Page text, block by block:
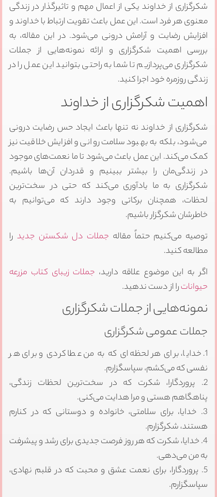
شکرگزاری از خداوند یکی از اعمال مهم و تاثیرگذار در زندگی
معنوی هر فرد است. این عمل باعث تقویت ارتباط با خداوند و
افزایش رضایت و آرامش درونی می‌شود. در این مقاله، به
بررسی اهمیت شکرگزاری و ارائه نمونه‌هایی از جملات
شکرگزاری می‌پردازیم تا شما به راحتی بتوانید این عمل را در
زندگی روزمره خود اجرا کنید.
اهمیت شکرگزاری از خداوند
شکرگزاری از خداوند نه تنها باعث ایجاد حس رضایت درونی
می‌شود، بلکه به بهبود سلامت روانی و افزایش خلاقیت نیز
کمک می‌کند. این عمل باعث می‌شود تا ما نعمت‌های موجود
در زندگی‌مان را بیشتر ببینیم و قدردان آن‌ها باشیم.
شکرگزاری به ما یادآوری می‌کند که حتی در سخت‌ترین
لحظات، همچنان برکاتی وجود دارند که می‌توانیم به
خاطرشان شکرگزار باشیم.
توصیه می‌کنیم حتماً مقاله جملات دل شکستن جدیدرا
مطالعه کنید.
اگر به این موضوع علاقه دارید، جملات زیبای کتاب مزرعه
حیواناترا از دست ندهید.
نمونه‌هایی از جملات شکرگزاری
جملات عمومی شکرگزاری
1. خدایا، برای هر لحظه‌ای که به من عطا کردی و برای هر
نفسی که می‌کشم، سپاسگزارم.
2. پروردگارا، شکرت که در سخت‌ترین لحظات زندگی،
پناهگاهم هستی و مرا هدایت می‌کنی.
3. خدایا، برای سلامتی، خانواده و دوستانی که در کنارم
هستند، شکرگزارم.
4. خدایا، شکرت که هر روز فرصت جدیدی برای رشد و پیشرفت
به من می‌دهی.
5. پروردگارا، برای نعمت عشق و محبت که در قلبم نهادی،
سپاسگزارم.